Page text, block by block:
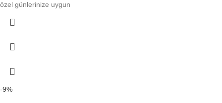
özel günlerinize uygun
-9%